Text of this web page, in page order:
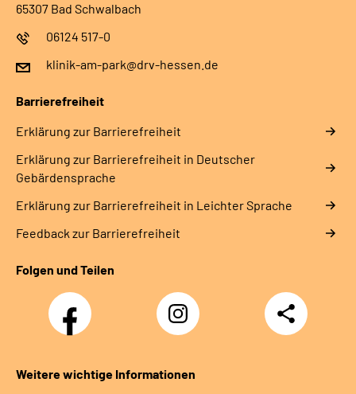
65307 Bad Schwalbach
06124 517-0
klinik-am-park@drv-hessen.de
Barrierefreiheit
Erklärung zur Barrierefreiheit
Erklärung zur Barrierefreiheit in Deutscher
Gebärdensprache
Erklärung zur Barrierefreiheit in Leichter Sprache
Feedback zur Barrierefreiheit
Folgen und Teilen
Facebook Instagram
Teilen
Weitere wichtige Informationen